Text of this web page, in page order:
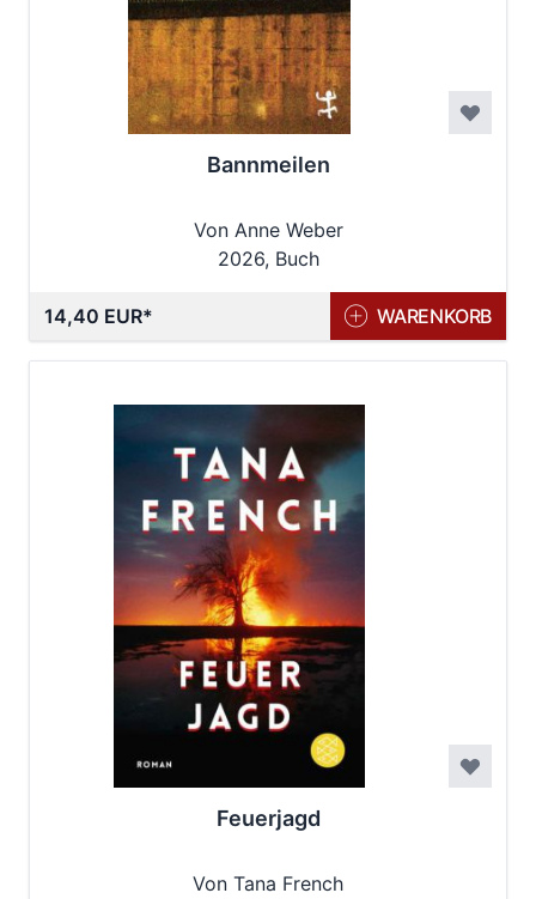
Bannmeilen
Von Anne Weber
2026, Buch
14,40 EUR WARENKORB
Feuerjagd
Von Tana French